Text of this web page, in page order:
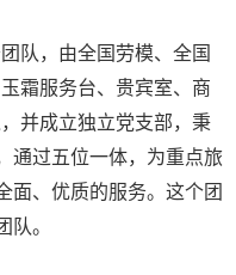
队，由全国劳模、全国
霜服务台、贵宾室、商
并成立独立党支部，秉
通过五位一体，为重点旅
面、优质的服务。这个团
队。